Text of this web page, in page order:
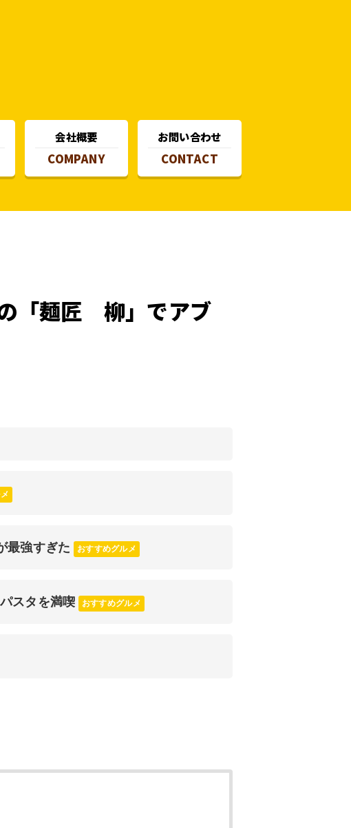
会社概要
COMPANY
お問い合わせ
CONTACT
の「麺匠 柳」でアブ
最強すぎた おすすめグルメ
スタを満喫 おすすめグルメ